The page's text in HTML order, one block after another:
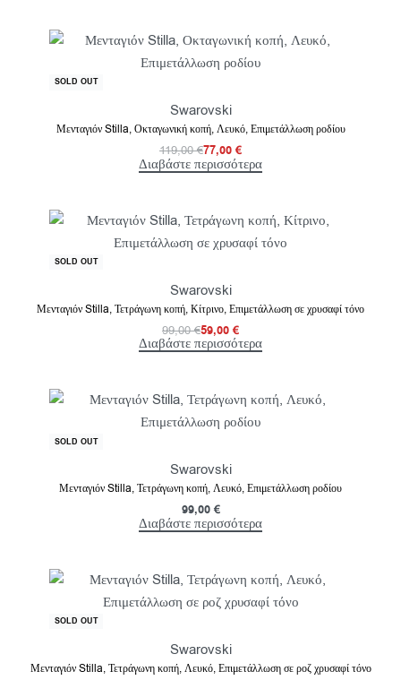
-35% OFF
SOLD OUT
Swarovski
Μενταγιόν Stilla, Οκταγωνική κοπή, Λευκό, Επιμετάλλωση ροδίου
119,00€77,00 €
Διαβάστε περισσότερα
-40% OFF
SOLD OUT
Swarovski
Μενταγιόν Stilla, Τετράγωνη κοπή, Κίτρινο, Επιμετάλλωση σε χρυσαφί τόνο
99,00€59,00 €
Διαβάστε περισσότερα
SOLD OUT
Swarovski
Μενταγιόν Stilla, Τετράγωνη κοπή, Λευκό, Επιμετάλλωση ροδίου
99,00 €
Διαβάστε περισσότερα
-40% OFF
SOLD OUT
Swarovski
Μενταγιόν Stilla, Τετράγωνη κοπή, Λευκό, Επιμετάλλωση σε ροζ χρυσαφί τόνο